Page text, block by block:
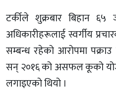
टर्कीले शुक्रबार बिहान
अधिकारीहरूलाई स्वर्गीय
सम्बन्ध रहेको आरोपमा
सन् २०१६ को असफल कूको
लगाइएको थियो ।